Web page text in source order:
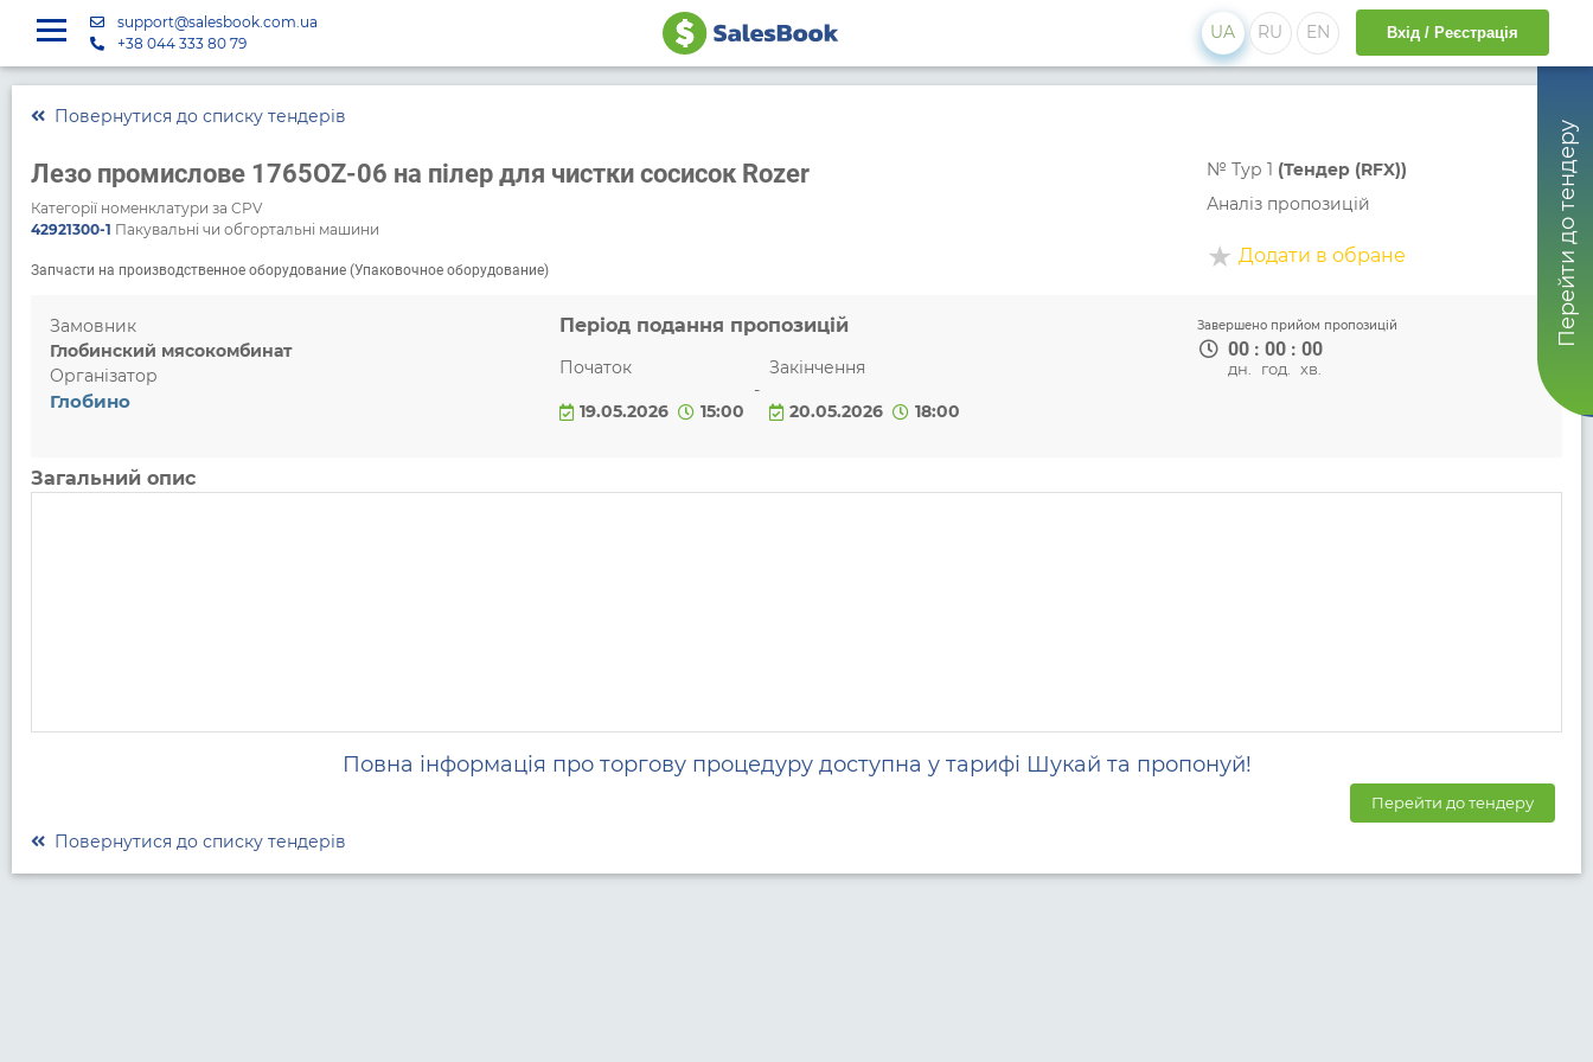
support@salesbook.com.ua
+38 044 333 80 79
UA RU EN Вхід / Реєстрація
Перейти до тендеру
Повернутися до списку тендерів
Лезо промислове 1765OZ-06 на пілер для чистки сосисок Rozer
Категорії номенклатури за CPV
42921300-1 Пакувальні чи обгортальні машини
Запчасти на производственное оборудование (Упаковочное оборудование)
№ Тур 1 (Тендер (RFX))
Аналіз пропозицій
Додати в обране
Замовник
Глобинский мясокомбинат
Організатор
Глобино
Період подання пропозицій
Початок
19.05.2026 15:00
-
Закінчення
20.05.2026 18:00
Завершено прийом пропозицій
00 : 00 : 00
дн. год. хв.
Загальний опис
Повна інформація про торгову процедуру доступна у тарифі Шукай та пропонуй!
Перейти до тендеру
Повернутися до списку тендерів